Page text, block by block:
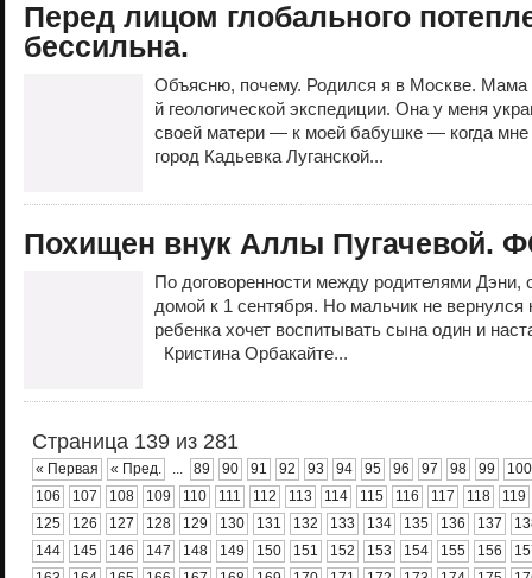
Перед лицом глобального
бессильна.
Объясню, почему. Родился я в Москве. Мама
й геологической экспедиции. Она у меня
своей матери — к моей бабушке — когда
город Кадьевка Луганской...
Похищен внук Аллы Пугачевой.
По договоренности между родителями
домой к 1 сентября. Но мальчик не вернулся
ребенка хочет воспитывать сына один и
Кристина Орбакайте...
Страница 139 из 281
« Первая « Пред. ... 89 90 91 92 93 94 95 96 97 98 99
100
106
107 108 109 110 111 112 113 114 115 116 117 118
119
125
126 127 128 129 130 131 132 133 134 135 136 137
144
145 146 147 148 149 150 151 152 153 154 155 156